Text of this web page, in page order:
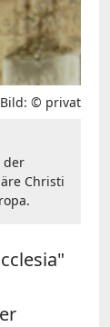
Bild: © privat
der
Christi